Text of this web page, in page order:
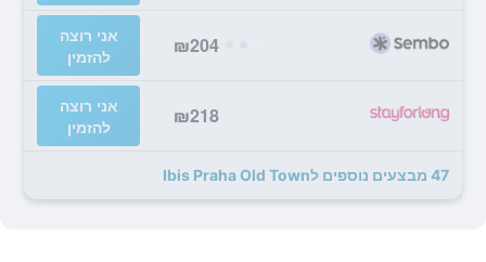
₪204
אני רוצה
להזמין
₪218
אני רוצה
להזמין
47 מבצעים נוספים לIbis Praha Old Town